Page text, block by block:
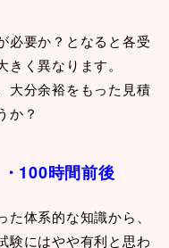
必要か？となると各受
く異なります。
大分余裕をもった見積
か？
100時間前後
体系的な知識から、
験にはやや有利と思わ